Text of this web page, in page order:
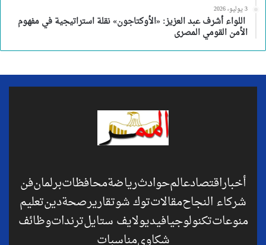
3 يوليو، 2026
اللواء أشرف عبد العزيز: «الأوكتاجون» نقلة استراتيجية في مفهوم
الأمن القومي المصرى
أخباراقتصادعالمحوادثرياضةمحافظاتبرلمانفن
شركاء النجاحمقالاتتوك شوتقاريرصحةدينتعليم
منوعاتتكنولوجيافيديولايف ستايلترنداتوظائف
شكاويمناسبات